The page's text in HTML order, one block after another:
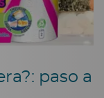
paso a